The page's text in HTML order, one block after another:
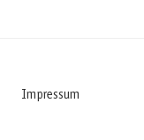
Impressum